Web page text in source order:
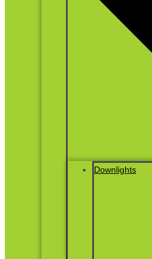
Downlights